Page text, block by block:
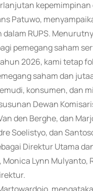
kepemimpinan
Patuwo,
RUPS.
pemegang saham
2026, kami tetap
saham dan
konsumen, dan
Dewan
den Berghe, dan
Soelistyo, dan
Direktur Utama
Monica Lynn